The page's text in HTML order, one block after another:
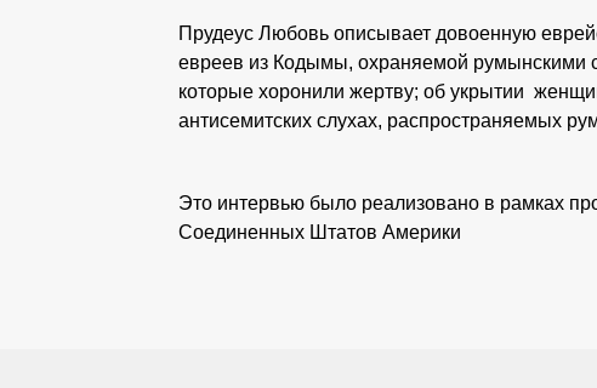
Прудеус Любовь описывает довоенную
евреев из Кодымы, охраняемой румынскими
которые хоронили жертву; об укрытии
антисемитских слухах, распространяемых
Это интервью было реализовано в рамках
Соединенных Штатов Америки